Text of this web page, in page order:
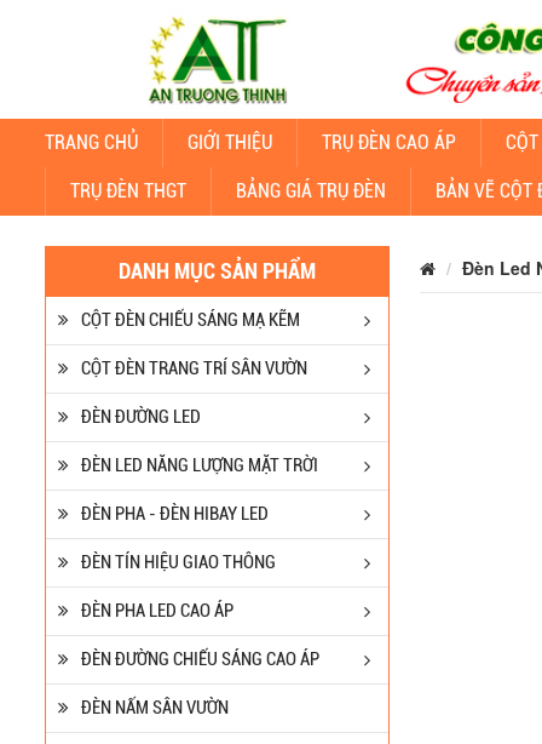
TRANG CHỦ GIỚI THIỆU TRỤ ĐÈN CAO ÁP
TRỤ ĐÈN THGT BẢNG GIÁ TRỤ ĐÈN BẢN VẼ CỘT
DANH MỤC SẢN PHẨM
CỘT ĐÈN CHIẾU SÁNG MẠ KẼM
CỘT ĐÈN TRANG TRÍ SÂN VƯỜN
ĐÈN ĐƯỜNG LED
ĐÈN LED NĂNG LƯỢNG MẶT TRỜI
ĐÈN PHA - ĐÈN HIBAY LED
ĐÈN TÍN HIỆU GIAO THÔNG
ĐÈN PHA LED CAO ÁP
ĐÈN ĐƯỜNG CHIẾU SÁNG CAO ÁP
ĐÈN NẤM SÂN VƯỜN
Đèn Led